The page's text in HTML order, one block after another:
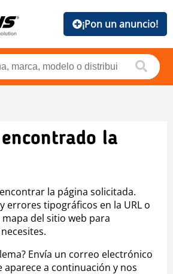
¡Pon un anuncio!
la
la página solicitada.
errores tipográficos en la URL o
del sitio web para
Envía un correo electrónico
aparece a continuación y nos